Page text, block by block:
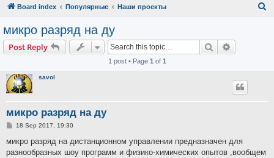
Board index Популярные Наши проекты
микро разряд на ду
Post Reply Search
1 post • Page 1 of 1
savol
микро разряд на ду
P
s
18 Sep 2017, 19:30
микро разряд на дистанционном управлении предназначен для
разнообразных шоу программ и физико-химических опытов ,вообщем